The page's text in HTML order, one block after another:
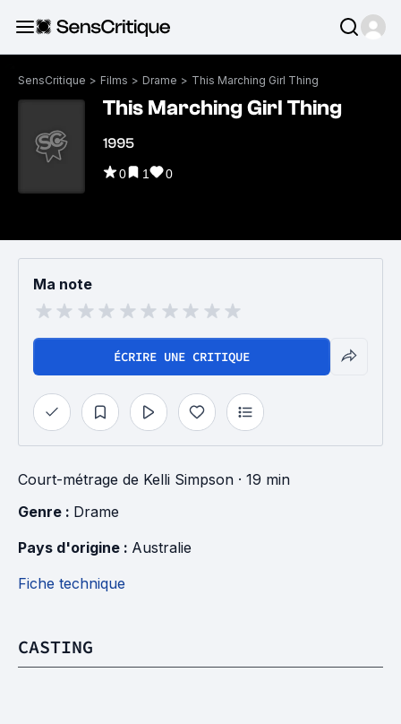
SensCritique > Films > Drame > This Marching Girl Thing
This Marching Girl Thing
1995
0 1 0
Ma note
ÉCRIRE UNE CRITIQUE
Court-métrage de Kelli Simpson · 19 min
Genre : Drame
Pays d'origine : Australie
Fiche technique
CASTING